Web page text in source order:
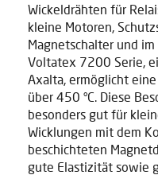
Wickeldrähten für
kleine Motoren,
Magnetschalter und
Voltatex 7200 Serie,
Axalta, ermöglicht
über 450 °C. Diese
besonders gut für
Wicklungen mit dem
beschichteten
gute Elastizität sowie